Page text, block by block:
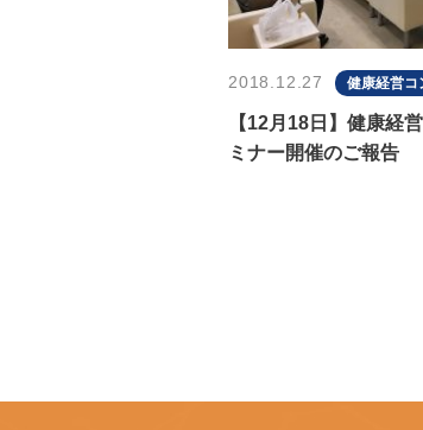
2018.12.27 健康経営コ
【12月18日】健康経
ミナー開催のご報告